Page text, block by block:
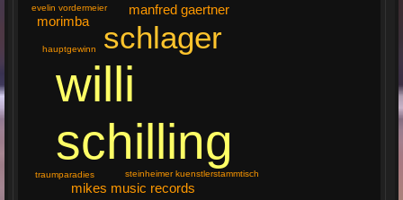
willi
schilling
schlager
mikes music records
manfred gaertner
morimba
traumparadies steinheimer kuenstlerstammtisch
hauptgewinn
evelin vordermeier